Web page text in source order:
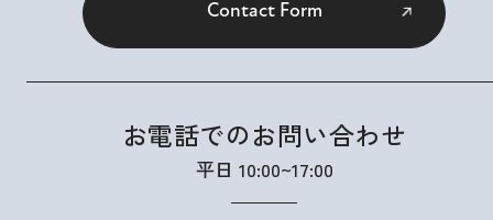
Contact Form
お電話でのお問い合わせ
平日 10:00~17:00